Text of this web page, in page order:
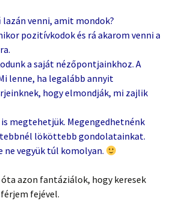
lazán venni, amit mondok?
pozitívkodok és rá akarom venni a
a saját nézőpontjainkhoz. A
lenne, ha legalább annyit
hogy elmondják, mi zajlik
megtehetjük. Megengedhetnénk
lököttebb gondolatainkat.
ne vegyük túl komolyan.
azon fantáziálok, hogy keresek
fejével.